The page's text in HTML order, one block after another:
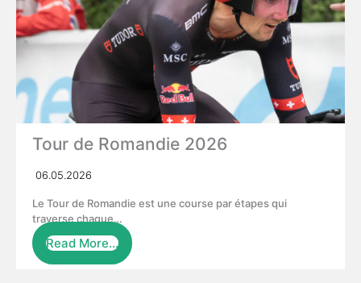
Tour de Romandie 2026
06.05.2026
Le Tour de Romandie est une course par étapes qui
traverse chaque…
Read More…